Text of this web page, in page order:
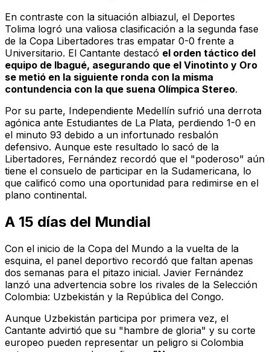
En contraste con la situación albiazul, el Deportes
Tolima logró una valiosa clasificación a la segunda fase
de la Copa Libertadores tras empatar 0-0 frente a
Universitario. El Cantante destacó el orden táctico del
equipo de Ibagué, asegurando que el Vinotinto y Oro
se metió en la siguiente ronda con la misma
contundencia con la que suena Olímpica Stereo.
Por su parte, Independiente Medellín sufrió una derrota
agónica ante Estudiantes de La Plata, perdiendo 1-0 en
el minuto 93 debido a un infortunado resbalón
defensivo. Aunque este resultado lo sacó de la
Libertadores, Fernández recordó que el "poderoso" aún
tiene el consuelo de participar en la Sudamericana, lo
que calificó como una oportunidad para redimirse en el
plano continental.
A 15 días del Mundial
Con el inicio de la Copa del Mundo a la vuelta de la
esquina, el panel deportivo recordó que faltan apenas
dos semanas para el pitazo inicial. Javier Fernández
lanzó una advertencia sobre los rivales de la Selección
Colombia: Uzbekistán y la República del Congo.
Aunque Uzbekistán participa por primera vez, el
Cantante advirtió que su "hambre de gloria" y su corte
europeo pueden representar un peligro si Colombia